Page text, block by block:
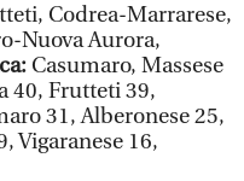
Codrea-Marrarese,
Nuova Aurora,
Casumaro, Massese
40, Frutteti 39,
31, Alberonese 25,
Vigaranese 16,